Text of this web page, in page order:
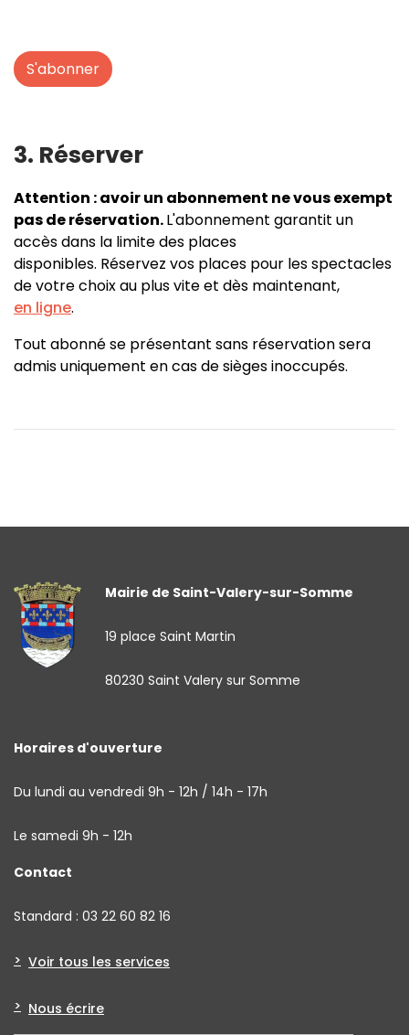
S'abonner
3. Réserver
Attention : avoir un abonnement ne vous exempt
pas de réservation.L'abonnement garantit un
accès dans la limite des places
disponibles. Réservez vos places pour les spectacles
de votre choix au plus vite et dès maintenant,
en ligne.
Tout abonné se présentant sans réservation sera
admis uniquement en cas de sièges inoccupés.
Mairie de Saint-Valery-sur-Somme
19 place Saint Martin
80230 Saint Valery sur Somme
Horaires d'ouverture
Du lundi au vendredi 9h - 12h / 14h - 17h
Le samedi 9h - 12h
Contact
Standard : 03 22 60 82 16
Voir tous les services
Nous écrire